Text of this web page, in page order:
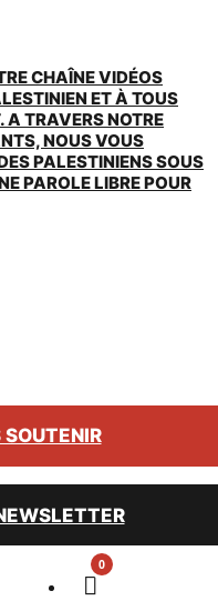
CHAÎNE VIDÉOS
ET À TOUS
A TRAVERS NOTRE
NOUS VOUS
PALESTINIENS SOUS
PAROLE LIBRE POUR
SOUTENIR
0